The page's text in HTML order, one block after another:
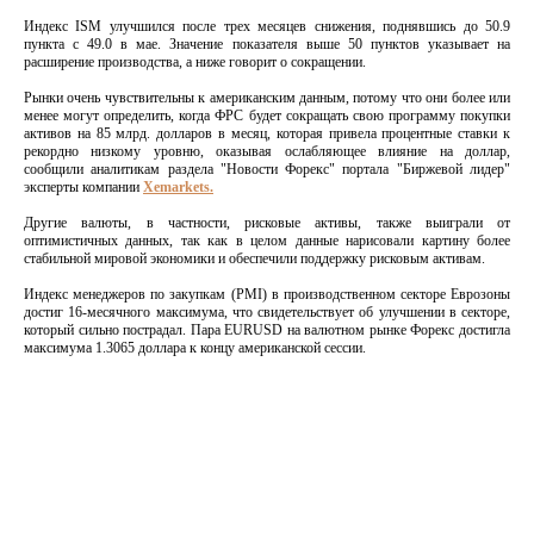
Индекс ISM улучшился после трех месяцев снижения, поднявшись до 50.9
пункта с 49.0 в мае. Значение показателя выше 50 пунктов указывает на
расширение производства, а ниже говорит о сокращении.
Рынки очень чувствительны к американским данным, потому что они более или
менее могут определить, когда ФРС будет сокращать свою программу покупки
активов на 85 млрд. долларов в месяц, которая привела процентные ставки к
рекордно низкому уровню, оказывая ослабляющее влияние на доллар,
сообщили аналитикам раздела "Новости Форекс" портала "Биржевой лидер"
эксперты компании Xemarkets.
Другие валюты, в частности, рисковые активы, также выиграли от
оптимистичных данных, так как в целом данные нарисовали картину более
стабильной мировой экономики и обеспечили поддержку рисковым активам.
Индекс менеджеров по закупкам (PMI) в производственном секторе Еврозоны
достиг 16-месячного максимума, что свидетельствует об улучшении в секторе,
который сильно пострадал. Пара EURUSD на валютном рынке Форекс достигла
максимума 1.3065 доллара к концу американской сессии.